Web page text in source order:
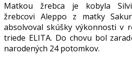
Matkou žrebca je kobyla
žrebcovi Aleppo z matky
absolvoval skúšky výkonnosti v
triede ELITA. Do chovu bol
narodených 24 potomkov.